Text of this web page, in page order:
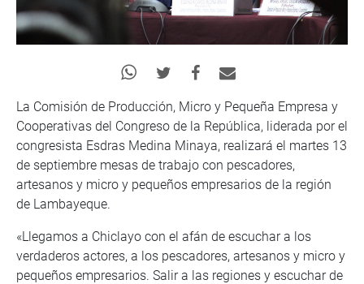
La Comisión de Producción, Micro y Pequeña Empresa y
Cooperativas del Congreso de la República, liderada por el
congresista Esdras Medina Minaya, realizará el martes 13
de septiembre mesas de trabajo con pescadores,
artesanos y micro y pequeños empresarios de la región
de Lambayeque.
«Llegamos a Chiclayo con el afán de escuchar a los
verdaderos actores, a los pescadores, artesanos y micro y
pequeños empresarios. Salir a las regiones y escuchar de